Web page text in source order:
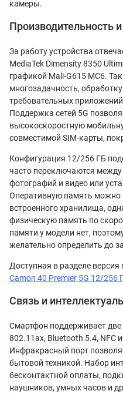
камеры.
Производительность
За работу устройства
MediaTek Dimensity 8350
графикой Mali-G615 MC6.
многозадачность,
требовательных
Поддержка сетей 5G
высокоскоростную
совместимой SIM-карты,
Конфигурация 12/256 ГБ
часто переключаются
фотографий и видео или
Оперативную память можно
встроенного хранилища,
физическую память по
памяти у модели нет,
желательно определить до
Доступная в разделе версия
Camon 40 Premier 5G 12/256
Связь и
Смартфон поддерживает две
802.11ax, Bluetooth 5.4, NFC
Инфракрасный порт
бытовой техникой. Набор
бесконтактной оплаты,
наушников, умных часов и